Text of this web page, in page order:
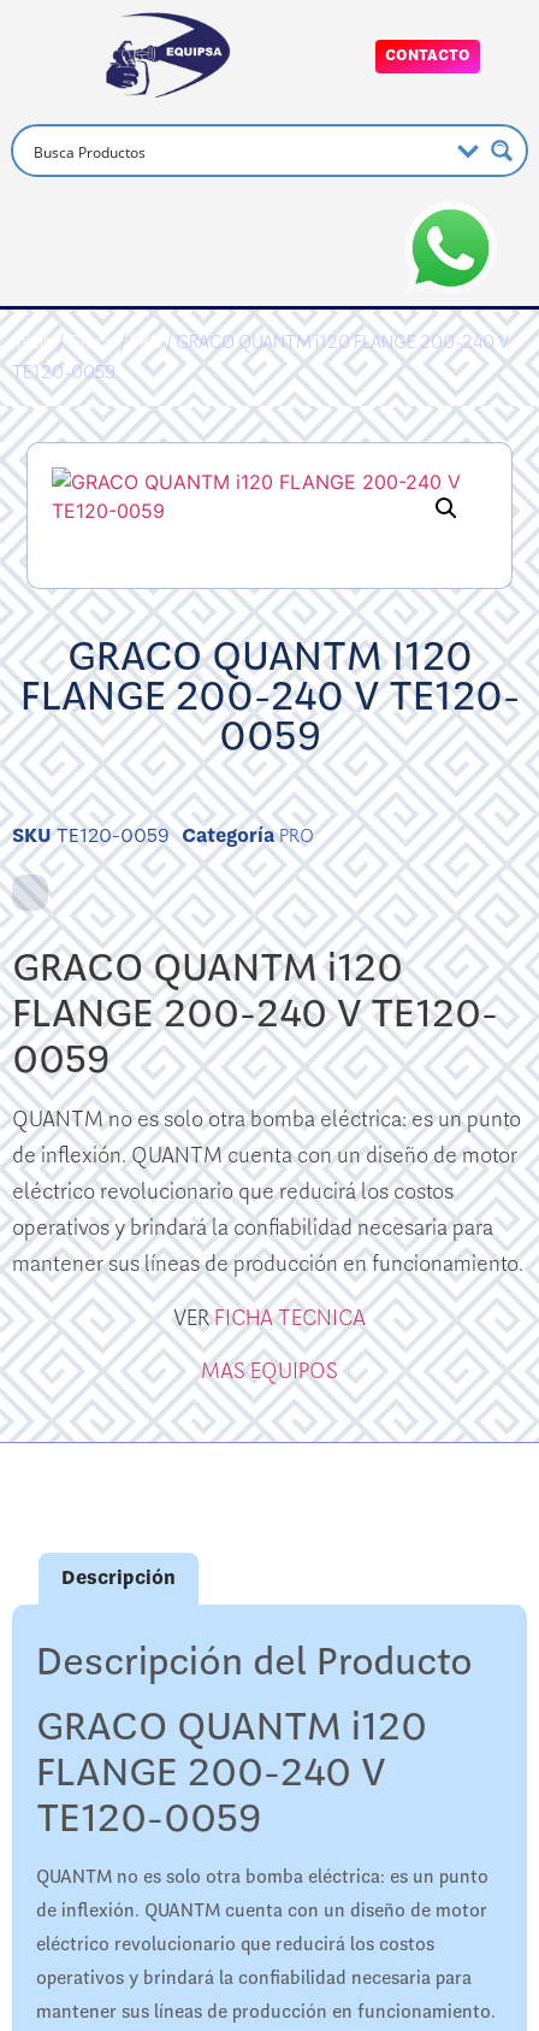
CONTACTO
Inicio/Graco/PRO/ GRACO QUANTM i120 FLANGE 200-240 V
TE120-0059
GRACO QUANTM I120
FLANGE 200-240 V TE120-
0059
SKUTE120-0059 CategoríaPRO
GRACO QUANTM i120
FLANGE 200-240 V TE120-
0059
QUANTM no es solo otra bomba eléctrica: es un punto
de inflexión. QUANTM cuenta con un diseño de motor
eléctrico revolucionario que reducirá los costos
operativos y brindará la confiabilidad necesaria para
mantener sus líneas de producción en funcionamiento.
VERFICHA TECNICA
MAS EQUIPOS
Descripción
Descripción del Producto
GRACO QUANTM i120
FLANGE 200-240 V
TE120-0059
QUANTM no es solo otra bomba eléctrica: es un punto
de inflexión. QUANTM cuenta con un diseño de motor
eléctrico revolucionario que reducirá los costos
operativos y brindará la confiabilidad necesaria para
mantener sus líneas de producción en funcionamiento.